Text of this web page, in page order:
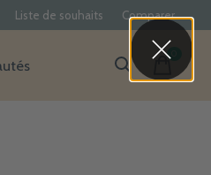
Liste de souhaits Comparer
items